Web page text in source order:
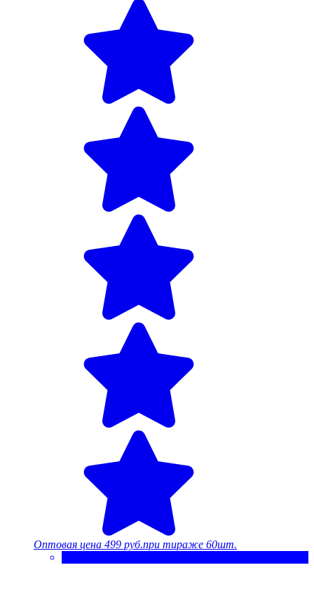
Оптовая цена 499 руб.при тираже 60шт.